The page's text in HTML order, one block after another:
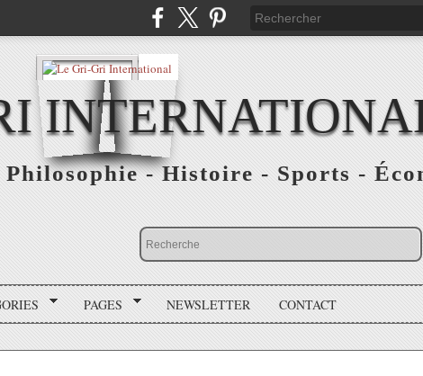
- Histoire - Sports -
PAGES NEWSLETTER CONTACT